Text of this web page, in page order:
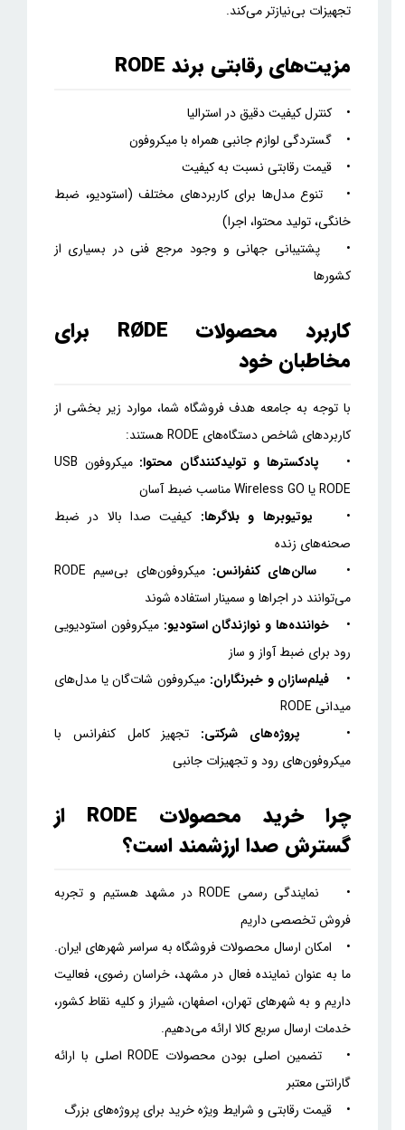
تجهیزات بی‌نیازتر می‌کند.
مزیت‌های رقابتی برند RODE
• کنترل کیفیت دقیق در استرالیا
• گستردگی لوازم جانبی همراه با میکروفون
• قیمت رقابتی نسبت به کیفیت
• تنوع مدل‌ها برای کاربردهای مختلف (استودیو، ضبط
خانگی، تولید محتوا، اجرا)
• پشتیبانی جهانی و وجود مرجع فنی در بسیاری از
کشورها
کاربرد محصولات RØDE برای
مخاطبان خود
با توجه به جامعه هدف فروشگاه شما، موارد زیر بخشی از
کاربردهای شاخص دستگاه‌های RODE هستند:
• پادکسترها و تولیدکنندگان محتوا:
میکروفون USB
RODE یا Wireless GO مناسب ضبط آسان
• یوتیوبرها و بلاگرها: کیفیت صدا بالا در ضبط
صحنه‌های زنده
• سالن‌های کنفرانس:
میکروفون‌های بی‌سیم RODE
می‌توانند در اجراها و سمینار استفاده شوند
•
خواننده‌ها و نوازندگان استودیو: میکروفون استودیویی
رود برای ضبط آواز و ساز
• فیلم‌سازان و خبرنگاران: میکروفون شات‌گان یا مدل‌های
میدانی RODE
• پروژه‌های شرکتی: تجهیز کامل کنفرانس با
میکروفون‌های رود و تجهیزات جانبی
چرا خرید محصولات RODE از
گسترش صدا ارزشمند است؟
• نمایندگی رسمی RODE در مشهد هستیم و تجربه
فروش تخصصی داریم
• امکان ارسال محصولات فروشگاه به سراسر شهرهای ایران.
ما به عنوان نماینده فعال در مشهد، خراسان رضوی، فعالیت
داریم و به شهرهای تهران، اصفهان، شیراز و کلیه نقاط کشور،
خدمات ارسال سریع کالا ارائه می‌دهیم.
• تضمین اصلی بودن محصولات RODE اصلی با ارائه
گارانتی معتبر
• قیمت رقابتی و شرایط ویژه خرید برای پروژه‌های بزرگ